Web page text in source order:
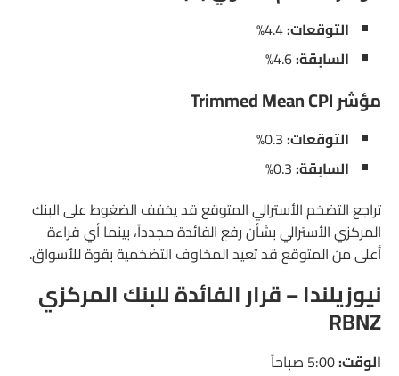
التوقعات:
السابقة:
مؤشر Trimmed Mean CPI
التوقعات:
السابقة:
تراجع التضخم الأسترالي المتوقع قد يخفف الضغوط على البنك
المركزي الأسترالي بشأن رفع الفائدة مجدداً، بينما أي قراءة
أعلى من المتوقع قد تعيد المخاوف التضخمية بقوة للأسواق.
نيوزيلندا – قرار الفائدة للبنك المركزي
RBNZ
الوقت: